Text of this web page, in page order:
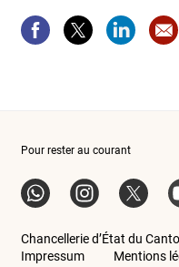
PartagerPartagerPartager
Pour rester au courant
WhatsAppInstagram
Chancellerie d’État du
Impressum
Mentions